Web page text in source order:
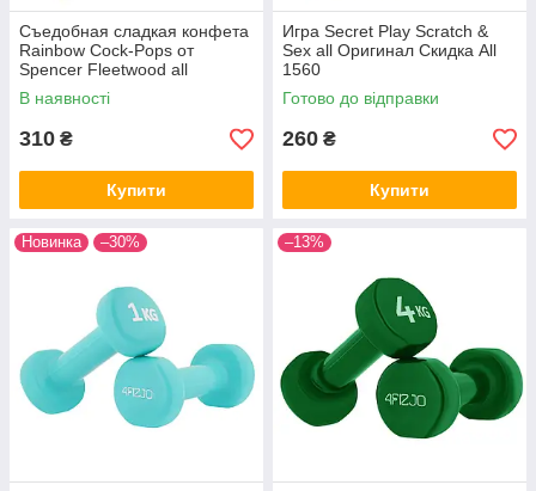
Съедобная сладкая конфета
Rainbow Cock-Pops от
Spencer Fleetwood all
Оригинал Скидка All 1557
В наявності
310 ₴
Купити
Игра Secret Play Scratch &
Sex all Оригинал Скидка All
1560
Готово до відправки
260 ₴
Купити
Новинка –30% –13%